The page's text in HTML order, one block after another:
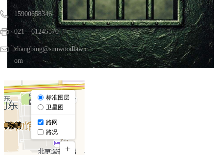
15900658346
021—61245570
zhangbing@sunwoodlaw.c
om